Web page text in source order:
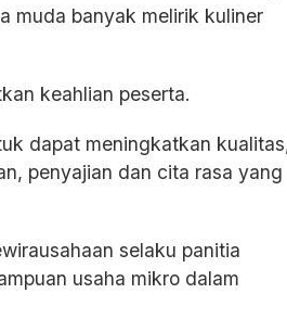
muda banyak melirik kuliner
keahlian peserta.
dapat meningkatkan
penyajian dan cita rasa yang
selaku panitia
usaha mikro dalam